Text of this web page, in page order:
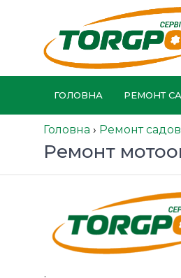
ГОЛОВНА РЕМОНТ
Головна › Ремонт
Ремонт